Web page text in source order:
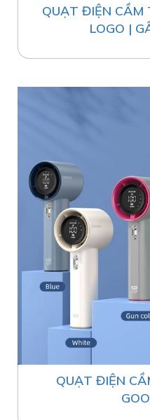
QUẠT ĐIỆN CẦM
LOGO |
QUẠT ĐIỆN